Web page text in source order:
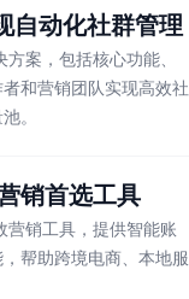
自动化社群管理
案，包括核心功能、
和营销团队实现高效社
。
销首选工具
营销工具，提供智能账
帮助跨境电商、本地服